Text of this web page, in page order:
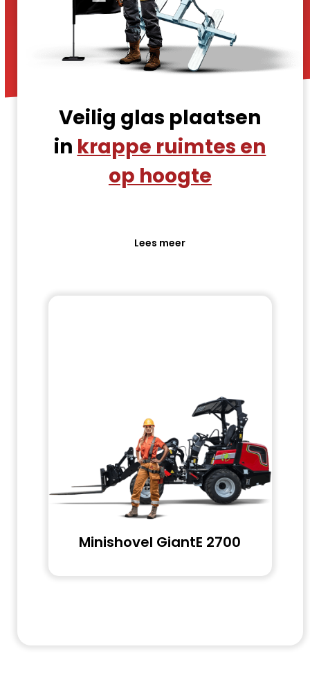
Veilig glas plaatsen
in krappe ruimtes en
op hoogte
Lees meer
Minishovel GiantE 2700